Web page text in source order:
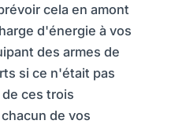
cela en amont
d'énergie à vos
des armes de
si ce n'était pas
ces trois
de vos